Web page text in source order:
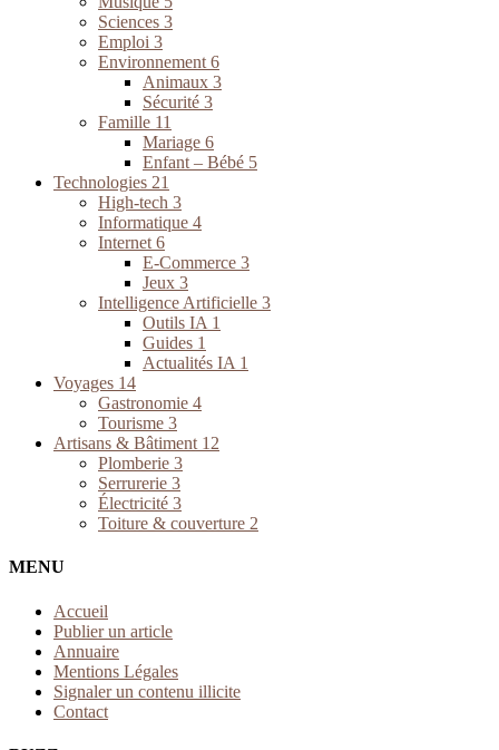
Sciences 3
Emploi 3
Environnement 6
Animaux 3
Sécurité 3
Famille 11
Mariage 6
Enfant – Bébé 5
Technologies 21
High-tech 3
Informatique 4
Internet 6
E-Commerce 3
Jeux 3
Intelligence Artificielle 3
Outils IA 1
Guides 1
Actualités IA 1
Voyages 14
Gastronomie 4
Tourisme 3
Artisans & Bâtiment 12
Plomberie 3
Serrurerie 3
Électricité 3
Toiture & couverture 2
MENU
Accueil
Publier un article
Annuaire
Mentions Légales
Signaler un contenu illicite
Contact